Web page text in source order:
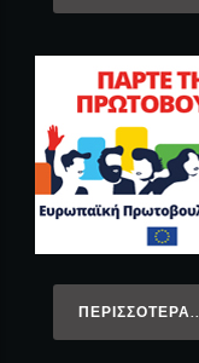
ΠΕΡΙΣΣΌΤΕΡΑ...